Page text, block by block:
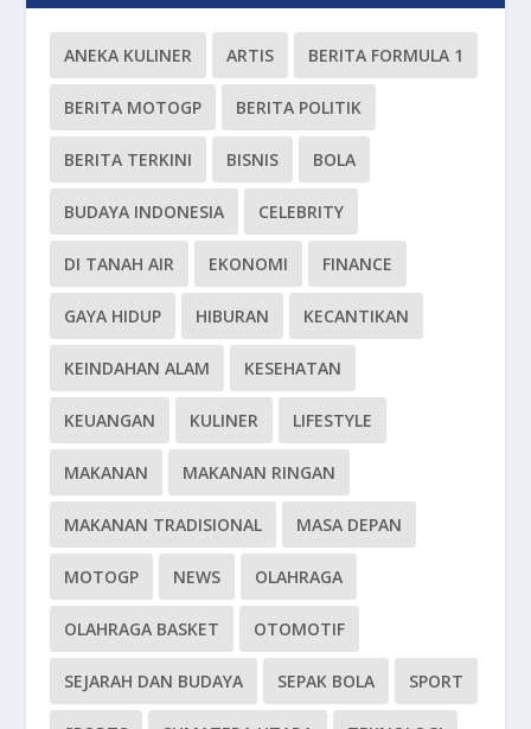
ANEKA KULINER ARTIS BERITA FORMULA 1
BERITA MOTOGP BERITA POLITIK
BERITA TERKINI BISNIS BOLA
BUDAYA INDONESIA CELEBRITY
DI TANAH AIR EKONOMI FINANCE
GAYA HIDUP HIBURAN KECANTIKAN
KEINDAHAN ALAM KESEHATAN
KEUANGAN KULINER LIFESTYLE
MAKANAN MAKANAN RINGAN
MAKANAN TRADISIONAL MASA DEPAN
MOTOGP NEWS OLAHRAGA
OLAHRAGA BASKET OTOMOTIF
SEJARAH DAN BUDAYA SEPAK BOLA SPORT